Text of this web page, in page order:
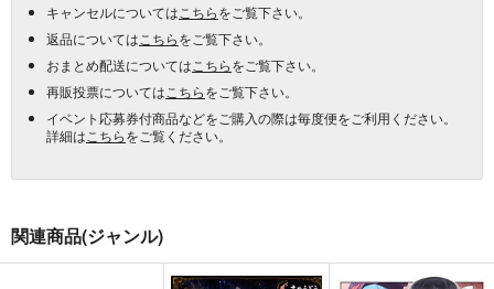
キャンセルについては こちらをご覧下さい。
返品については こちらをご覧下さい。
おまとめ配送については こちらをご覧下さい。
再販投票については こちらをご覧下さい。
イベント応募券付商品などをご購入の際は毎度便をご利用ください。
詳細は こちらをご覧ください。
関連商品(ジャンル)